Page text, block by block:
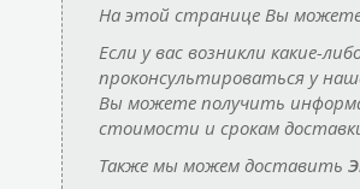
На этой странице Вы
Если у вас возникли какие-
проконсультироваться у
Вы можете получить
стоимости и срокам
Также мы можем доставить